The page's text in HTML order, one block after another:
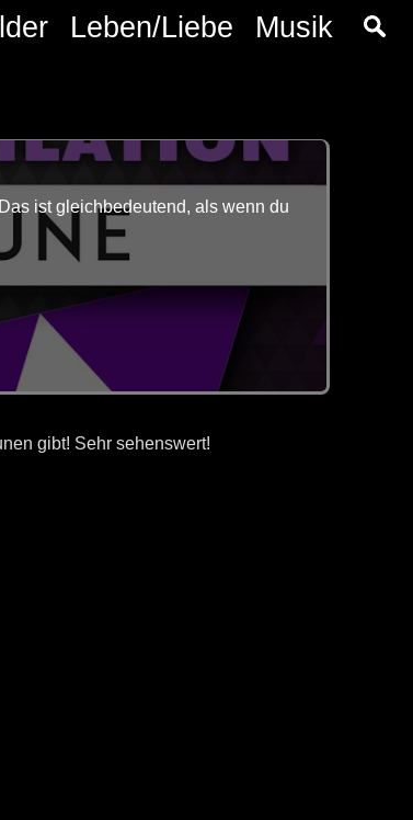
Leben/Liebe Musik
ist gleichbedeutend, als wenn du
gibt! Sehr sehenswert!